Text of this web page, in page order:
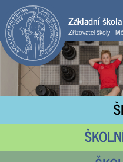
Základní
Zřizovatel školy -